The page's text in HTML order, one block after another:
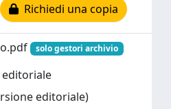
Richiedi una copia
solo gestori archivio
editoriale
editoriale)